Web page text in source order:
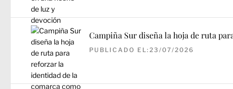
Campiña Sur diseña la hoja de ruta
PUBLICADO EL:23/07/2026